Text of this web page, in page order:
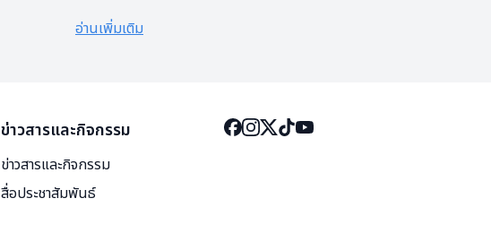
อ่านเพิ่มเติม
ข่าวสารและกิจกรรม
ข่าวสารและกิจกรรม
สื่อประชาสัมพันธ์